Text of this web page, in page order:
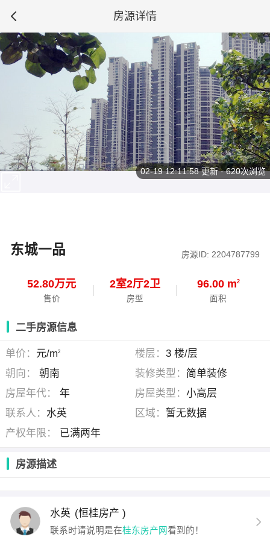
房源详情
东城一品 房源ID: 2204787799
52.80万元
售价
2室2厅2卫
房型
96.00 m2
面积
02-19 12:11:58更新 · 620次浏览
二手房源信息
单价： 元/m2 楼层： 3 楼/层
朝向：
朝南 装修类型： 简单装修
房屋年代：
年 房屋类型： 小高层
联系人：水英 区域： 暂无数据
产权年限：
已满两年
房源描述
水英 (恒桂房产 )
联系时请说明是在桂东房产网看到的！